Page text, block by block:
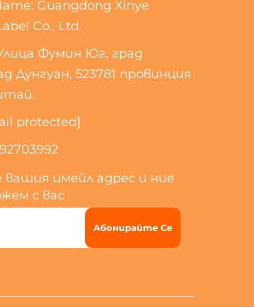
Guangdong Xinye
Co., Ltd.
Фумин Юг, град
Дунгуан, 523781 провинция
protected]
имейл адрес и ние
с вас
Абонирайте Се